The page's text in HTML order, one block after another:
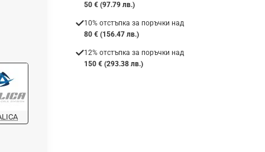
50 € (97.79 лв.)
10% отстъпка за поръчки над
80 € (156.47 лв.)
12% отстъпка за поръчки над
150 € (293.38 лв.)